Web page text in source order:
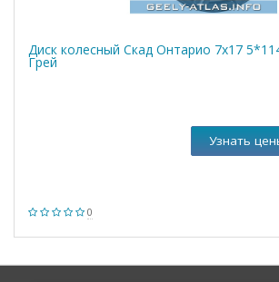
Диск колесный Скад Онтарио 7x17
Грей
0
Узнать